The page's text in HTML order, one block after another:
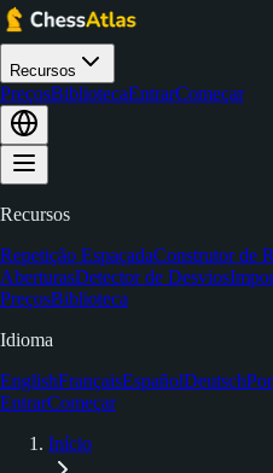
Recursos
PreçosBibliotecaEntrarComeçar
Recursos
Repetição EspaçadaConstrutor de
AberturasDetector de Desvios
PreçosBiblioteca
Idioma
EnglishFrançaisEspañolDeutsch
EntrarComeçar
Início